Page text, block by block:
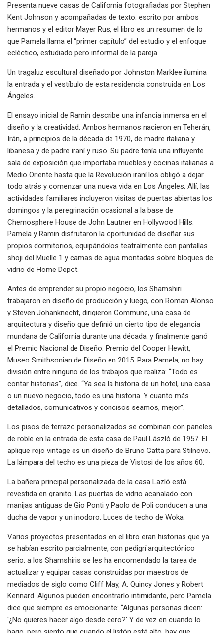
Presenta nueve casas de California fotografiadas por Stephen
Kent Johnson y acompañadas de texto. escrito por ambos
hermanos y el editor Mayer Rus, el libro es un resumen de lo
que Pamela llama el “primer capítulo” del estudio y el enfoque
ecléctico, estudiado pero informal de la pareja.
Un tragaluz escultural diseñado por Johnston Marklee ilumina
la entrada y el vestíbulo de esta residencia construida en Los
Ángeles.
El ensayo inicial de Ramin describe una infancia inmersa en el
diseño y la creatividad. Ambos hermanos nacieron en Teherán,
Irán, a principios de la década de 1970, de madre italiana y
libanesa y de padre iraní y ruso. Su padre tenía una influyente
sala de exposición que importaba muebles y cocinas italianas a
Medio Oriente hasta que la Revolución iraní los obligó a dejar
todo atrás y comenzar una nueva vida en Los Ángeles. Allí, las
actividades familiares incluyeron visitas de puertas abiertas los
domingos y la peregrinación ocasional a la base de
Chemosphere House de John Lautner en Hollywood Hills.
Pamela y Ramin disfrutaron la oportunidad de diseñar sus
propios dormitorios, equipándolos teatralmente con pantallas
shoji del Muelle 1 y camas de agua montadas sobre bloques de
vidrio de Home Depot.
Antes de emprender su propio negocio, los Shamshiri
trabajaron en diseño de producción y luego, con Roman Alonso
y Steven Johanknecht, dirigieron Commune, una casa de
arquitectura y diseño que definió un cierto tipo de elegancia
mundana de California durante una década, y finalmente ganó
el Premio Nacional de Diseño. Premio del Cooper Hewitt,
Museo Smithsonian de Diseño en 2015. Para Pamela, no hay
división entre ninguno de los trabajos que realiza: “Todo es
contar historias”, dice. “Ya sea la historia de un hotel, una casa
o un nuevo negocio, todo es una historia. Y cuanto más
detallados, comunicativos y concisos seamos, mejor”.
Los pisos de terrazo personalizados se combinan con paneles
de roble en la entrada de esta casa de Paul László de 1957. El
aplique rojo vintage es un diseño de Bruno Gatta para Stilnovo.
La lámpara del techo es una pieza de Vistosi de los años 60.
La bañera principal personalizada de la casa Lazló está
revestida en granito. Las puertas de vidrio acanalado con
manijas antiguas de Gio Ponti y Paolo de Poli conducen a una
ducha de vapor y un inodoro. Luces de techo de Woka.
Varios proyectos presentados en el libro eran historias que ya
se habían escrito parcialmente, con pedigrí arquitectónico
serio: a los Shamshiris se les ha encomendado la tarea de
actualizar y equipar casas construidas por maestros de
mediados de siglo como Cliff May, A. Quincy Jones y Robert
Kennard. Algunos pueden encontrarlo intimidante, pero Pamela
dice que siempre es emocionante: “Algunas personas dicen:
'¿No quieres hacer algo desde cero?' Y de vez en cuando lo